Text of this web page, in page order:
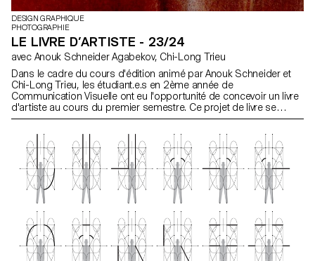
DESIGN GRAPHIQUE
PHOTOGRAPHIE
LE LIVRE D’ARTISTE - 23/24
avec Anouk Schneider Agabekov, Chi-Long Trieu
Dans le cadre du cours d'édition animé par Anouk Schneider et
Chi-Long Trieu, les étudiant.e.s en 2ème année de
Communication Visuelle ont eu l'opportunité de concevoir un livre
d'artiste au cours du premier semestre. Ce projet de livre se
distingue par son approche contemporaine visant à créer un
dans le contexte actuel du paysage éditorial. Les étudiant.e.s ont
été encouragés à exploiter leur liberté artistique à tous les niveaux
de création, que ce soit en termes de format, de choix de papier,
de reliure, de mise en page, d'illustrations, de texte ou de
typographie. Dans le cadre de ce cours, le livre d'artiste peut
prendre forme à travers diverses modalités d'illustrations, telles
que la photographie, la reproduction, la mise en contexte, le
dessin, la 3D, etc. L'accent est mis sur la vision artistique de
l'auteur.ice et sur les moyens mis en œuvre pour la concrétiser.
Les étudiant.e.s endossent des rôles multiples en tant qu'éditeur,
conservateur et architecte, couvrant ainsi les responsabilités de